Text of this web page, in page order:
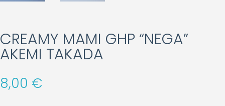
CREAMY MAMI GHP “NEGA”
AKEMI TAKADA
8,00 €